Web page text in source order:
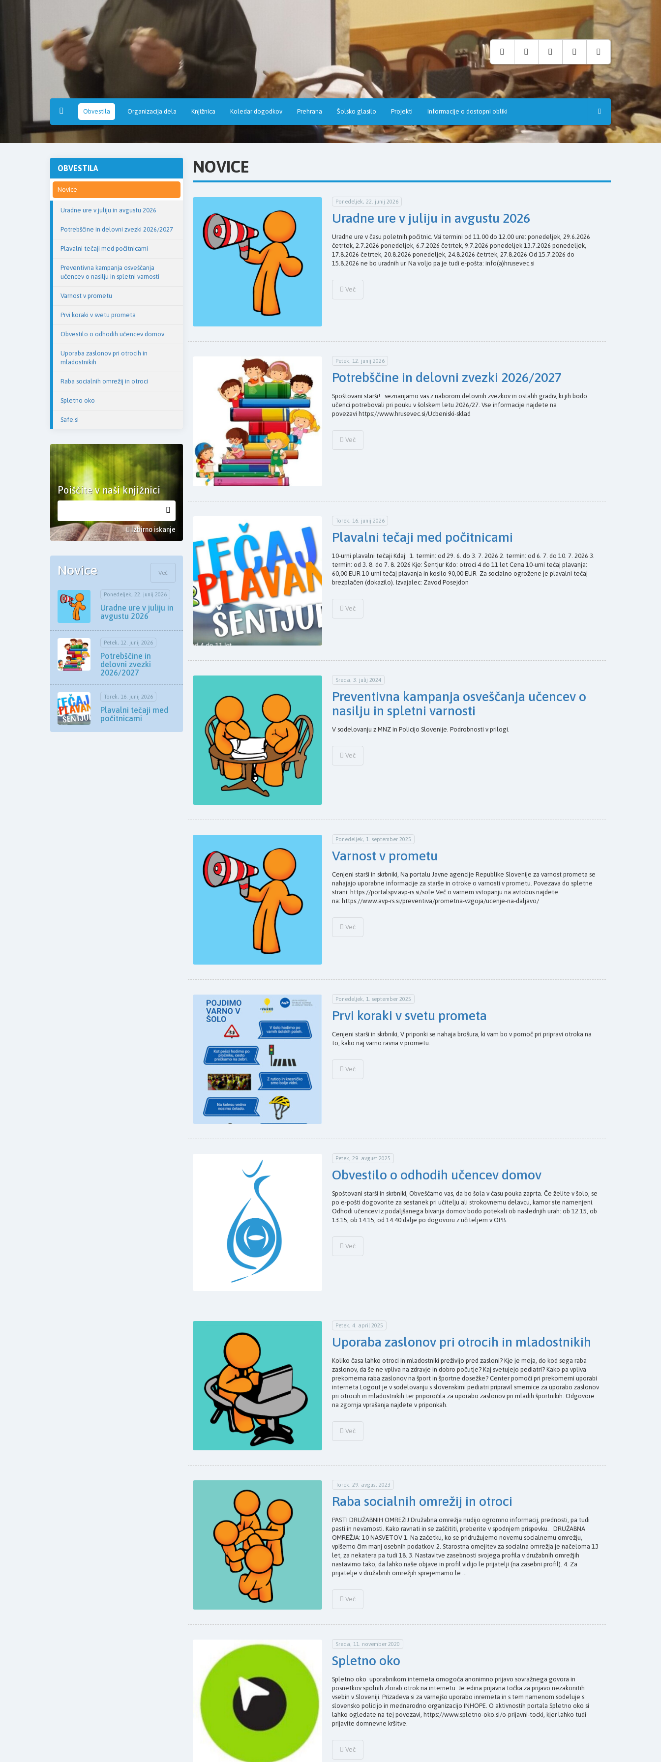
Hruševec
Obvestila Organizacija dela Knjižnica Koledar dogodkov Prehrana Šolsko glasilo Projekti Informacije o dostopni obliki
OBVESTILA
Novice
Uradne ure v juliju in avgustu 2026
Potrebščine in delovni zvezki 2026/2027
Plavalni tečaji med počitnicami
Preventivna kampanja osveščanja
učencev o nasilju in spletni varnosti
Varnost v prometu
Prvi koraki v svetu prometa
Obvestilo o odhodih učencev domov
Uporaba zaslonov pri otrocih in
mladostnikih
Raba socialnih omrežij in otroci
Spletno oko
Safe.si
Poiščite v naši knjižnici
Izbirno iskanje
Novice Več
Ponedeljek, 22. junij 2026
Uradne ure v juliju in
avgustu 2026
Petek, 12. junij 2026
Potrebščine in
delovni zvezki
2026/2027
Torek, 16. junij 2026
Plavalni tečaji med
počitnicami
NOVICE
Ponedeljek, 22. junij 2026
Uradne ure v juliju in avgustu 2026
Uradne ure v času poletnih počitnic. Vsi termini od 11.00 do 12.00 ure: ponedeljek, 29.6.2026
četrtek, 2.7.2026 ponedeljek, 6.7.2026 četrtek, 9.7.2026 ponedeljek 13.7.2026 ponedeljek,
17.8.2026 četrtek, 20.8.2026 ponedeljek, 24.8.2026 četrtek, 27.8.2026 Od 15.7.2026 do
15.8.2026 ne bo uradnih ur. Na voljo pa je tudi e-pošta: info(a)hrusevec.si
Več
Petek, 12. junij 2026
Potrebščine in delovni zvezki 2026/2027
Spoštovani starši! seznanjamo vas z naborom delovnih zvezkov in ostalih gradiv, ki jih bodo
učenci potrebovali pri pouku v šolskem letu 2026/27. Vse informacije najdete na
povezavi https://www.hrusevec.si/Ucbeniski-sklad
Več
Torek, 16. junij 2026
Plavalni tečaji med počitnicami
10-urni plavalni tečaji Kdaj: 1. termin: od 29. 6. do 3. 7. 2026 2. termin: od 6. 7. do 10. 7. 2026 3.
termin: od 3. 8. do 7. 8. 2026 Kje: Šentjur Kdo: otroci 4 do 11 let Cena 10-urni tečaj plavanja:
60,00 EUR 10-urni tečaj plavanja in kosilo 90,00 EUR Za socialno ogrožene je plavalni tečaj
brezplačen (dokazilo). Izvajalec: Zavod Posejdon
Več
Sreda, 3. julij 2024
Preventivna kampanja osveščanja učencev o
nasilju in spletni varnosti
V sodelovanju z MNZ in Policijo Slovenije. Podrobnosti v prilogi.
Več
Ponedeljek, 1. september 2025
Varnost v prometu
Cenjeni starši in skrbniki, Na portalu Javne agencije Republike Slovenije za varnost prometa se
nahajajo uporabne informacije za starše in otroke o varnosti v prometu. Povezava do spletne
strani: https://portalspv.avp-rs.si/sole Več o varnem vstopanju na avtobus najdete
na: https://www.avp-rs.si/preventiva/prometna-vzgoja/ucenje-na-daljavo/
Več
Ponedeljek, 1. september 2025
Prvi koraki v svetu prometa
Cenjeni starši in skrbniki, V priponki se nahaja brošura, ki vam bo v pomoč pri pripravi otroka na
to, kako naj varno ravna v prometu.
Več
Petek, 29. avgust 2025
Obvestilo o odhodih učencev domov
Spoštovani starši in skrbniki, Obveščamo vas, da bo šola v času pouka zaprta. Če želite v šolo, se
po e-pošti dogovorite za sestanek pri učitelju ali strokovnemu delavcu, kamor ste namenjeni.
Odhodi učencev iz podaljšanega bivanja domov bodo potekali ob naslednjih urah: ob 12.15, ob
13.15, ob 14.15, od 14.40 dalje po dogovoru z učiteljem v OPB.
Več
Petek, 4. april 2025
Uporaba zaslonov pri otrocih in mladostnikih
Koliko časa lahko otroci in mladostniki preživijo pred zasloni? Kje je meja, do kod sega raba
zaslonov, da še ne vpliva na zdravje in dobro počutje? Kaj svetujejo pediatri? Kako pa vpliva
prekomerna raba zaslonov na šport in športne dosežke? Center pomoči pri prekomerni uporabi
interneta Logout je v sodelovanju s slovenskimi pediatri pripravil smernice za uporabo zaslonov
pri otrocih in mladostnikih ter priporočila za uporabo zaslonov pri mladih športnikih. Odgovore
na zgornja vprašanja najdete v priponkah.
Več
Torek, 29. avgust 2023
Raba socialnih omrežij in otroci
PASTI DRUŽABNIH OMREŽIJ Družabna omrežja nudijo ogromno informacij, prednosti, pa tudi
pasti in nevarnosti. Kako ravnati in se zaščititi, preberite v spodnjem prispevku. DRUŽABNA
OMREŽJA: 10 NASVETOV 1. Na začetku, ko se pridružujemo novemu socialnemu omrežju,
vpišemo čim manj osebnih podatkov. 2. Starostna omejitev za socialna omrežja je načeloma 13
let, za nekatera pa tudi 18. 3. Nastavitve zasebnosti svojega profila v družabnih omrežjih
nastavimo tako, da lahko naše objave in profil vidijo le prijatelji (na zasebni profil). 4. Za
prijatelje v družabnih omrežjih sprejemamo le ...
Več
Sreda, 11. november 2020
Spletno oko
Spletno oko uporabnikom interneta omogoča anonimno prijavo sovražnega govora in
posnetkov spolnih zlorab otrok na internetu. Je edina prijavna točka za prijavo nezakonitih
vsebin v Sloveniji. Prizadeva si za varnejšo uporabo inrerneta in s tem namenom sodeluje s
slovensko policijo in mednarodno organizacijo INHOPE. O aktivnostih portala Spletno oko si
lahko ogledate na tej povezavi, https://www.spletno-oko.si/o-prijavni-tocki, kjer lahko tudi
prijavite domnevne kršitve.
Več